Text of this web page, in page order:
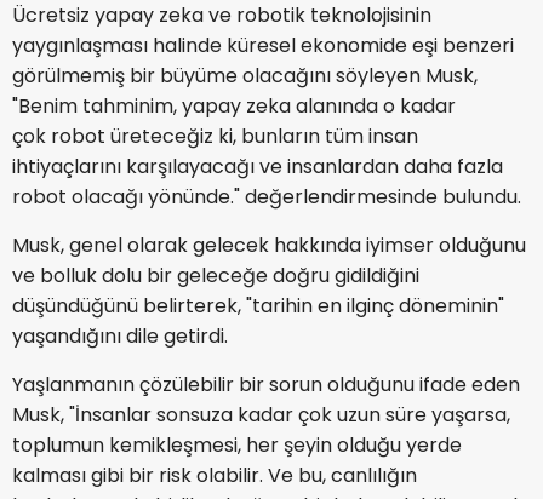
Ücretsiz yapay zeka ve robotik teknolojisinin
yaygınlaşması halinde küresel ekonomide eşi benzeri
görülmemiş bir büyüme olacağını söyleyen Musk,
"Benim tahminim, yapay zeka alanında o kadar
çok robot üreteceğiz ki, bunların tüm insan
ihtiyaçlarını karşılayacağı ve insanlardan daha fazla
robot olacağı yönünde." değerlendirmesinde bulundu.
Musk, genel olarak gelecek hakkında iyimser olduğunu
ve bolluk dolu bir geleceğe doğru gidildiğini
düşündüğünü belirterek, "tarihin en ilginç döneminin"
yaşandığını dile getirdi.
Yaşlanmanın çözülebilir bir sorun olduğunu ifade eden
Musk, "İnsanlar sonsuza kadar çok uzun süre yaşarsa,
toplumun kemikleşmesi, her şeyin olduğu yerde
kalması gibi bir risk olabilir. Ve bu, canlılığın